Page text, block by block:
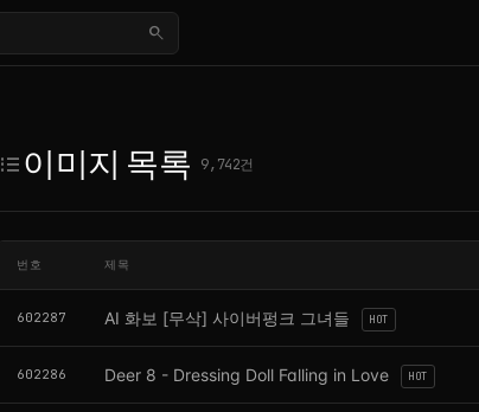
search
이미지 목록 — 투 파일
format_list_bulleted이미지 목록 9,742건
번호 제목
602287 AI 화보 [무삭] 사이버펑크 그녀들 HOT
602286 Deer 8 - Dressing Doll Falling in Love HOT